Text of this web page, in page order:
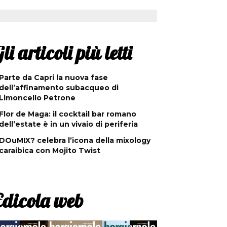
articoli più letti
da Capri la nuova fase
subacqueo di
Petrone
de Maga: il cocktail bar romano
è in un vivaio di periferia
celebra l’icona della mixology
con Mojito Twist
web